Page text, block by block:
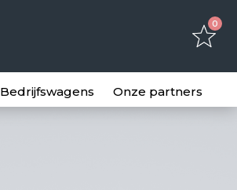
0
Bedrijfswagens Onze partners